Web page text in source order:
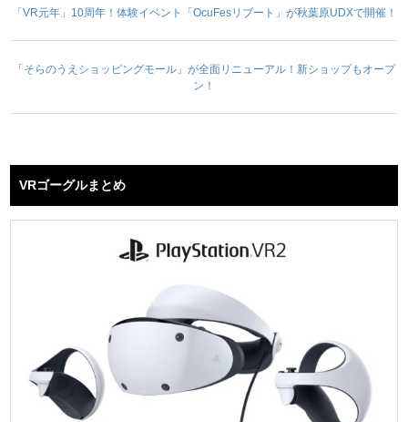
「VR元年」10周年！体験イベント「OcuFesリブート」が秋葉原UDXで開催！
「そらのうえショッピングモール」が全面リニューアル！新ショップもオープ
ン！
VRゴーグルまとめ